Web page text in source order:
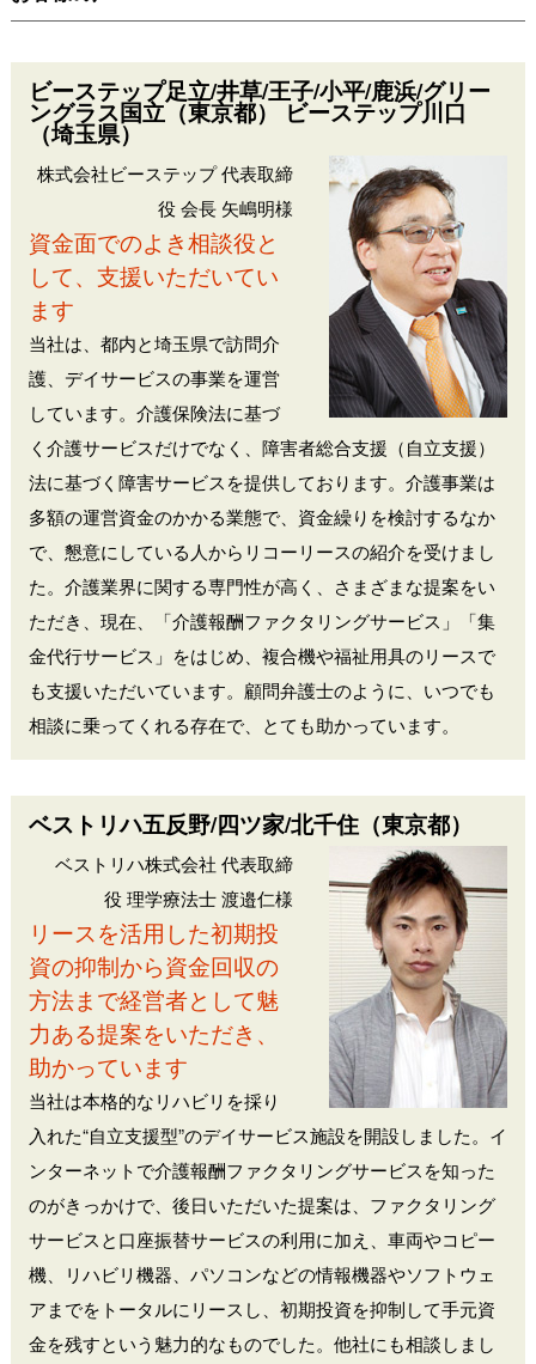
ビーステップ足立/井草/王子/小平/鹿浜/グリー
ングラス国立（東京都） ビーステップ川口
（埼玉県）
株式会社ビーステップ 代表取締
役 会長 矢嶋明様
資金面でのよき相談役と
して、支援いただいてい
ます
当社は、都内と埼玉県で訪問介
護、デイサービスの事業を運営
しています。介護保険法に基づ
く介護サービスだけでなく、障害者総合支援（自立支援）
法に基づく障害サービスを提供しております。介護事業は
多額の運営資金のかかる業態で、資金繰りを検討するなか
で、懇意にしている人からリコーリースの紹介を受けまし
た。介護業界に関する専門性が高く、さまざまな提案をい
ただき、現在、「介護報酬ファクタリングサービス」「集
金代行サービス」をはじめ、複合機や福祉用具のリースで
も支援いただいています。顧問弁護士のように、いつでも
相談に乗ってくれる存在で、とても助かっています。
ベストリハ五反野/四ツ家/北千住（東京都）
ベストリハ株式会社 代表取締
役 理学療法士 渡邉仁様
リースを活用した初期投
資の抑制から資金回収の
方法まで経営者として魅
力ある提案をいただき、
助かっています
当社は本格的なリハビリを採り
入れた“自立支援型”のデイサービス施設を開設しました。イ
ンターネットで介護報酬ファクタリングサービスを知った
のがきっかけで、後日いただいた提案は、ファクタリング
サービスと口座振替サービスの利用に加え、車両やコピー
機、リハビリ機器、パソコンなどの情報機器やソフトウェ
アまでをトータルにリースし、初期投資を抑制して手元資
金を残すという魅力的なものでした。他社にも相談しまし